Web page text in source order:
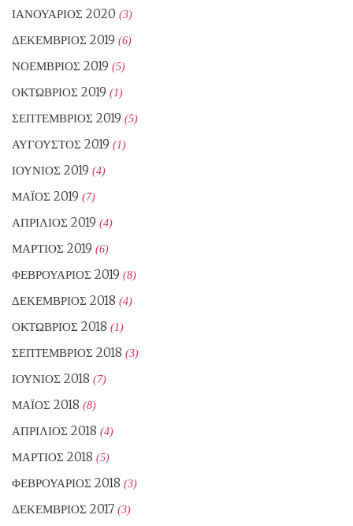
ΙΑΝΟΥΆΡΙΟΣ 2020 (3)
ΔΕΚΈΜΒΡΙΟΣ 2019 (6)
ΝΟΈΜΒΡΙΟΣ 2019 (5)
ΟΚΤΏΒΡΙΟΣ 2019 (1)
ΣΕΠΤΈΜΒΡΙΟΣ 2019 (5)
ΑΎΓΟΥΣΤΟΣ 2019 (1)
ΙΟΎΝΙΟΣ 2019 (4)
ΜΆΙΟΣ 2019 (7)
ΑΠΡΊΛΙΟΣ 2019 (4)
ΜΆΡΤΙΟΣ 2019 (6)
ΦΕΒΡΟΥΆΡΙΟΣ 2019 (8)
ΔΕΚΈΜΒΡΙΟΣ 2018 (4)
ΟΚΤΏΒΡΙΟΣ 2018 (1)
ΣΕΠΤΈΜΒΡΙΟΣ 2018 (3)
ΙΟΎΝΙΟΣ 2018 (7)
ΜΆΙΟΣ 2018 (8)
ΑΠΡΊΛΙΟΣ 2018 (4)
ΜΆΡΤΙΟΣ 2018 (5)
ΦΕΒΡΟΥΆΡΙΟΣ 2018 (3)
ΔΕΚΈΜΒΡΙΟΣ 2017 (3)